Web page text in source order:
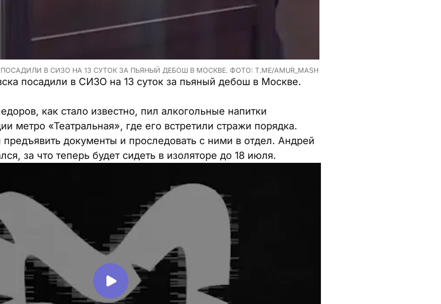
В СИЗО НА 13 СУТОК ЗА ПЬЯНЫЙ ДЕБОШ В МОСКВЕ. ФОТО: T.ME/AMUR_MASH
посадили в СИЗО на 13 суток за пьяный дебош в Москве.
как стало известно, пил алкогольные напитки
метро «Театральная», где его встретили стражи порядка.
документы и проследовать с ними в отдел. Андрей
за что теперь будет сидеть в изоляторе до 18 июля.